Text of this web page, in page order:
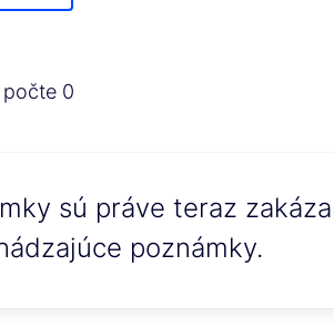
počte 0
sú práve teraz
poznámky.